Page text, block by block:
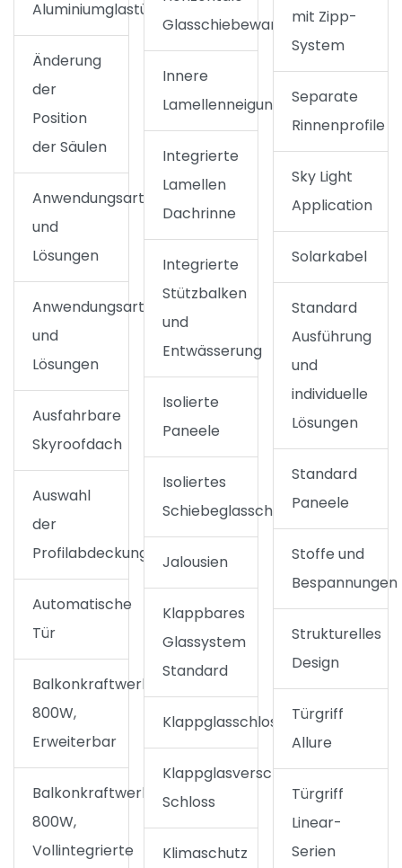
Aluminiumglastür
Änderung
der
Position
der Säulen
Anwendungsarten
und
Lösungen
Anwendungsarten
und
Lösungen
Ausfahrbare
Skyroofdach
Auswahl
der
Profilabdeckungen
Automatische
Tür
Balkonkraftwerk
800W,
Erweiterbar
Balkonkraftwerk
800W,
Vollintegrierte
Glasschiebewand
Innere
Lamellenneigung
Integrierte
Lamellen
Dachrinne
Integrierte
Stützbalken
und
Entwässerung
Isolierte
Paneele
Isoliertes
Schiebeglasschloss
Jalousien
Klappbares
Glassystem
Standard
Klappglasschloss
Klappglasverschluss
Schloss
Klimaschutz
mit Zipp-
System
Separate
Rinnenprofile
Sky Light
Application
Solarkabel
Standard
Ausführung
und
individuelle
Lösungen
Standard
Paneele
Stoffe und
Bespannungen
Strukturelles
Design
Türgriff
Allure
Türgriff
Linear-
Serien